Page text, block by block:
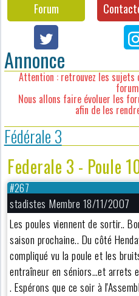
Forum
Annonce
Attention : retrouvez les sujets
forum
Nous allons faire évoluer les
afin de les
Fédérale 3
Federale 3 - Poule
#267
stadistes Membre 18/11/2007
Les poules viennent de sortir..
saison prochaine.. Du côté
compliqué vu la poule et les
entraîneur en séniors…et
. Espérons que ce soir à